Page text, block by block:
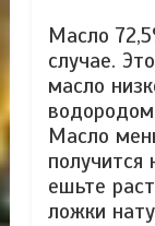
Масло
случае.
масло
Масло
ешьте
ложки